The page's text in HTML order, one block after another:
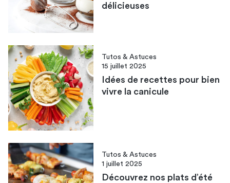
délicieuses
Tutos & Astuces
15 juillet 2025
Idées de recettes pour bien
vivre la canicule
Tutos & Astuces
1 juillet 2025
Découvrez nos plats d’été